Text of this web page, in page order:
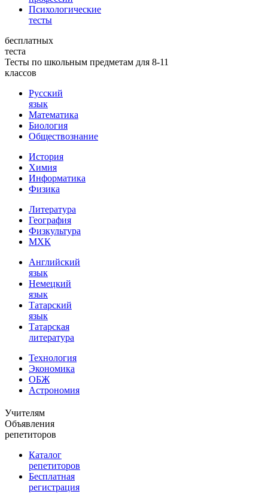
Психологические
тесты
бесплатных
теста
Тесты по школьным предметам для 8-11
классов
Русский
язык
Математика
Биология
Обществознание
История
Химия
Информатика
Физика
Литература
География
Физкультура
МХК
Английский
язык
Немецкий
язык
Татарский
язык
Татарская
литература
Технология
Экономика
ОБЖ
Астрономия
Учителям
Объявления
репетиторов
Каталог
репетиторов
Бесплатная
регистрация